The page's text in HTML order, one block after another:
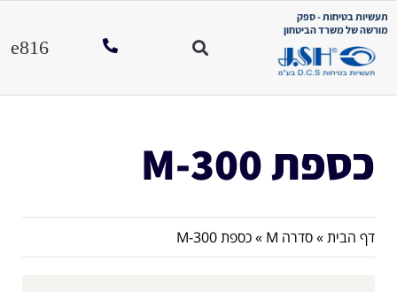
תעשיות בטיחות - ספק
מורשה של משרד הביטחון
כספת M-300
דף הבית»סדרה M »כספת M-300